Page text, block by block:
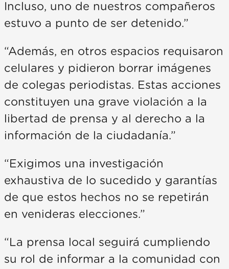
Incluso, uno de nuestros compañeros
estuvo a punto de ser detenido.”
“Además, en otros espacios requisaron
celulares y pidieron borrar imágenes
de colegas periodistas. Estas acciones
constituyen una grave violación a la
libertad de prensa y al derecho a la
información de la ciudadanía.”
“Exigimos una investigación
exhaustiva de lo sucedido y garantías
de que estos hechos no se repetirán
en venideras elecciones.”
“La prensa local seguirá cumpliendo
su rol de informar a la comunidad con